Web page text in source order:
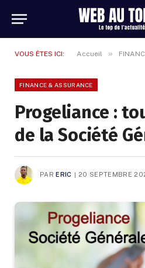
VOUS ÊTES ICI: Accueil »
FINANCE & ASSURANCE
Progeliance :
de la Société
PAR ERIC 20 SEPTEMBRE